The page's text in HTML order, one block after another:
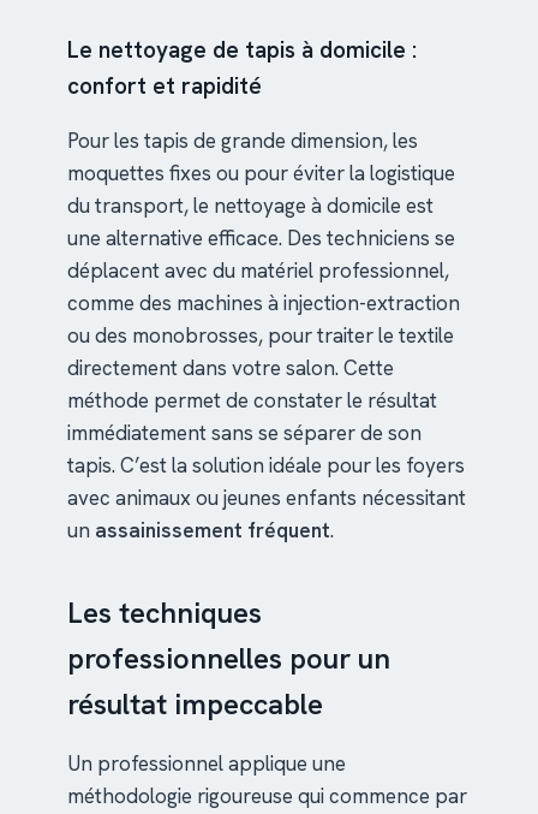
Le nettoyage de tapis à domicile :
confort et rapidité
Pour les tapis de grande dimension, les
moquettes fixes ou pour éviter la logistique
du transport, le nettoyage à domicile est
une alternative efficace. Des techniciens se
déplacent avec du matériel professionnel,
comme des machines à injection-extraction
ou des monobrosses, pour traiter le textile
directement dans votre salon. Cette
méthode permet de constater le résultat
immédiatement sans se séparer de son
tapis. C’est la solution idéale pour les foyers
avec animaux ou jeunes enfants nécessitant
un assainissement fréquent.
Les techniques
professionnelles pour un
résultat impeccable
Un professionnel applique une
méthodologie rigoureuse qui commence par